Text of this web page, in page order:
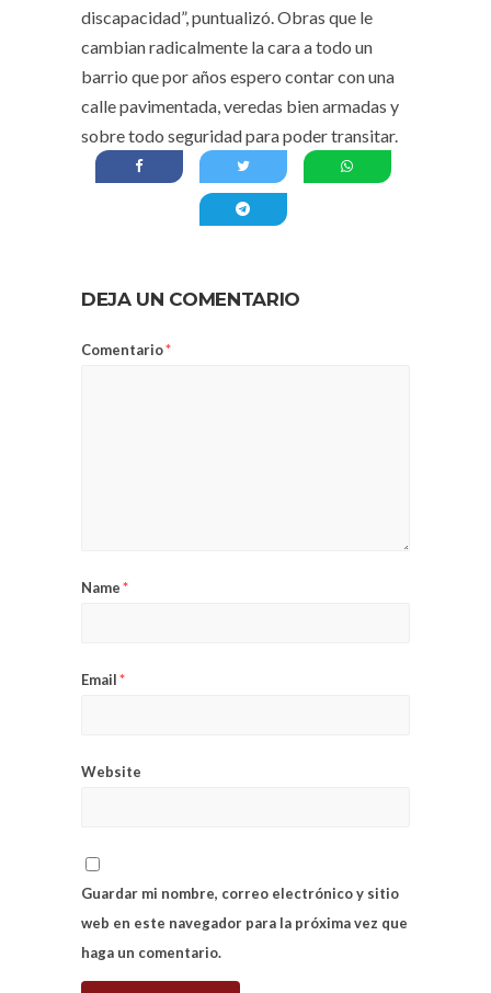
discapacidad”, puntualizó. Obras que le
cambian radicalmente la cara a todo un
barrio que por años espero contar con una
calle pavimentada, veredas bien armadas y
sobre todo seguridad para poder transitar.
DEJA UN COMENTARIO
Comentario*
Name*
Email*
Website
Guardar mi nombre, correo electrónico y sitio
web en este navegador para la próxima vez que
haga un comentario.